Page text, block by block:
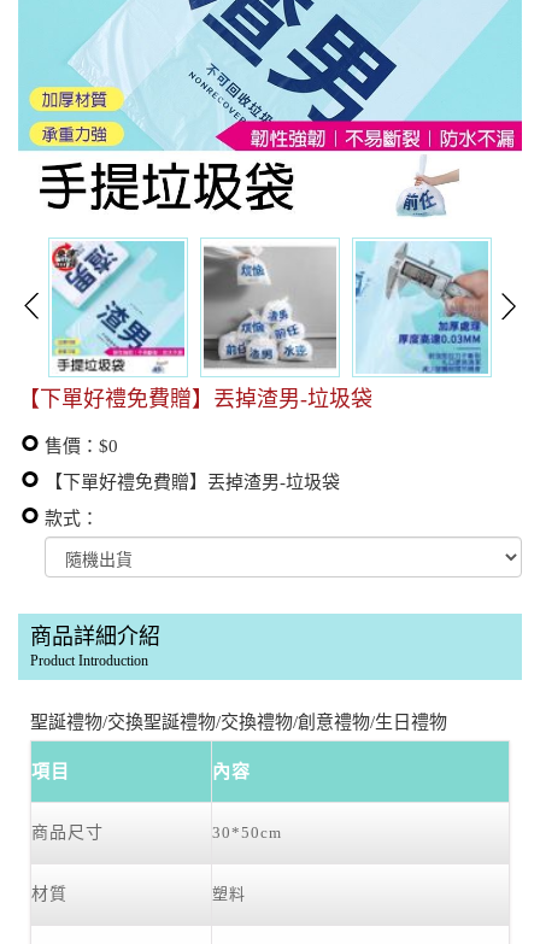
【下單好禮免費贈】丟掉渣男-垃圾袋
售價：$0
【下單好禮免費贈】丟掉渣男-垃圾袋
款式：
商品詳細介紹
Product Introduction
聖誕禮物/交換聖誕禮物/交換禮物/創意禮物/生日禮物
項目 內容
商品尺寸 30*50cm
材質 塑料